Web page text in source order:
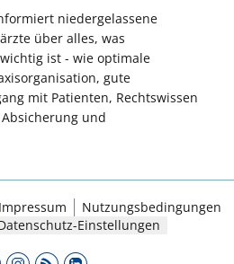
niedergelassene
über alles, was
ist - wie optimale
gute
mit Patienten, Rechtswissen
und
Impressum
Nutzungsbedingungen
Einstellungen